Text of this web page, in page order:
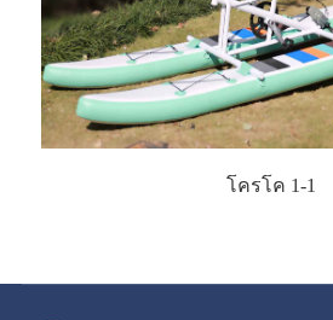
โครโค 1-1